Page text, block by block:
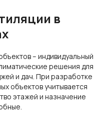
в
– индивидуальный
решения для
и дач. При разработке
объектовучитывается
этажей и назначение